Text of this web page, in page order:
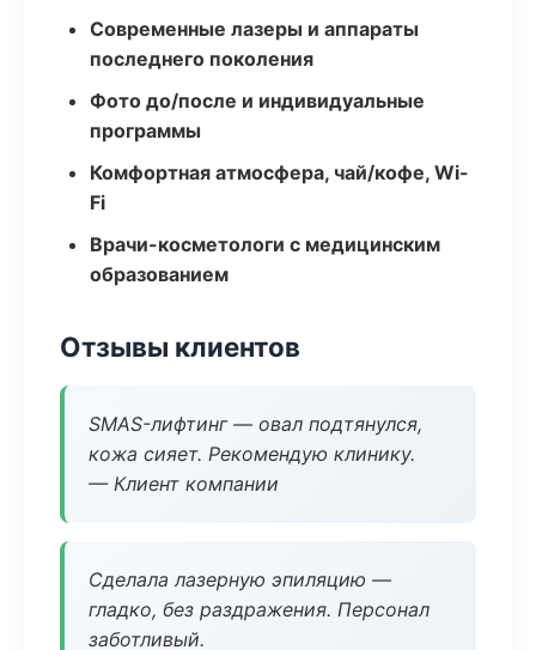
Современные лазеры и аппараты
последнего поколения
Фото до/после и индивидуальные
программы
Комфортная атмосфера, чай/кофе, Wi-
Fi
Врачи-косметологи с медицинским
образованием
Отзывы клиентов
SMAS-лифтинг — овал подтянулся,
кожа сияет. Рекомендую клинику.
— Клиент компании
Сделала лазерную эпиляцию —
гладко, без раздражения. Персонал
заботливый.